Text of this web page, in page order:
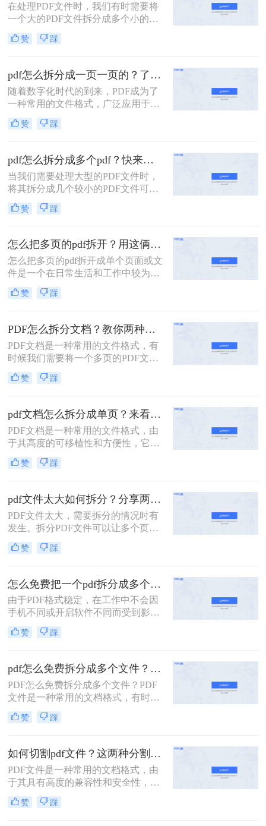
在处理PDF文件时，我们有时需要将
一个大的PDF文件拆分成多个小的
PDF文件。这通常是因为单个PDF文
件过大，不方便阅读、传输或存储。
多个文件的方法。
赞 踩
pdf怎么拆分成一页一页的？了解这三招就够了！
随着数字化时代的到来，PDF成为了
一种常用的文件格式，广泛应用于各
行各业。有时候，我们可能需要将一
个较大的PDF文件拆分成一页一页的
您介绍几种pdf怎么拆分成一页一页的
方法来帮助您完成这项任务。
赞 踩
pdf怎么拆分成多个pdf？快来试试这三个实用方法！
当我们需要处理大型的PDF文件时，
将其拆分成几个较小的PDF文件可以
带来诸多便利。无论是因为文件过大
而不方便阅读、传输或存储，还是为
是一项非常实用的技能。本文将详细
介绍pdf怎么拆分成多个pdf方法，帮
助您轻松应对各种情况。
赞 踩
怎么把多页的pdf拆开？用这俩方法拆一拆！
怎么把多页的pdf拆开成单个页面或文
件是一个在日常生活和工作中较为常
见的需求，尤其在处理大量PDF文件
时，能够提高工作效率。本文将详细
现这一操作。
赞 踩
PDF怎么拆分文档？教你两种方法轻松搞定！
PDF文档是一种常用的文件格式，有
时候我们需要将一个多页的PDF文档
拆分成多个单独的页面或文件，以方
便使用或保存。下面介绍几种常用的
赞 踩
pdf文档怎么拆分成单页？来看看这三个PDF拆分方法！
​PDF文档是一种常用的文件格式，由
于其高度的可移植性和方便性，它已
经成为许多人的首选文档格式。然
而，有时候我们需要对PDF文档进行
单页。本文将详细介绍pdf文档怎么拆
分成单页，包括使用专业软件、在线
工具和命令行工具三种方法。
赞 踩
pdf文件太大如何拆分？分享两种简单易用方法！
PDF文件太大，需要拆分的情况时有
发生。拆分PDF文件可以让多个页面
或文件独立保存，方便使用和管理。
下面介绍几种pdf文件太大如何拆分的
赞 踩
怎么免费把一个pdf拆分成多个？两种方法轻松搞定！
由于PDF格式稳定，在工作中不会因
手机不同或开启软件不同而受到影
响，因此我们经常使用PDF来传输文
件。但是，经常会遇到一种情况，需
部分内容，有些内容并不方便给他人
看。因此，此时最好的办法就是把它
拆分。所以，怎么免费把一个pdf拆分
成多个呢?以下是二种有用的PDF拆分
方法，一起来看看吧。
赞 踩
pdf怎么免费拆分成多个文件？教你两种方法轻松搞定！
PDF怎么免费拆分成多个文件？PDF
文件是一种常用的文档格式，有时候
我们需要将其拆分成多个文件以便于
处理或保存。下面介绍几种免费拆分
赞 踩
如何切割pdf文件？这两种分割方法简单有效！
PDF文件是一种常用的文档格式，由
于其具有高度的兼容性和安全性，被
广泛用于电子文档的发布和传输。然
而，有时候我们需要对PDF文件进行
赞 踩